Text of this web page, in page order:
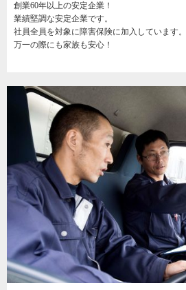
創業60年以上の安定企業！
業績堅調な安定企業です。
社員全員を対象に障害保険に加入しています。
万一の際にも家族も安心！